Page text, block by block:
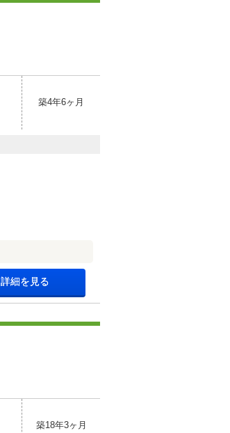
築4年6ヶ月
詳細を見る
築18年3ヶ月